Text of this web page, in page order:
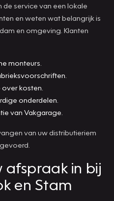
de service van een lokale
en weten wat belangrijk is
en omgeving. Klanten
monteurs.
kosten.
onderdelen.
van Vakgarage.
van uw distributieriem
afspraak in bij
en Stam